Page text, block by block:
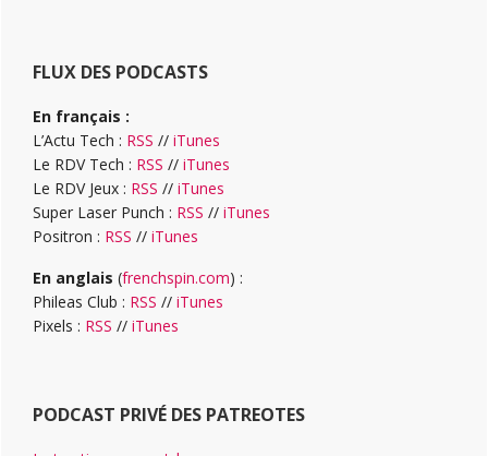
FLUX DES PODCASTS
En français :
L’Actu Tech : RSS // iTunes
Le RDV Tech : RSS // iTunes
Le RDV Jeux : RSS // iTunes
Super Laser Punch : RSS // iTunes
Positron : RSS // iTunes
En anglais (frenchspin.com) :
Phileas Club : RSS // iTunes
Pixels : RSS // iTunes
PODCAST PRIVÉ DES PATREOTES